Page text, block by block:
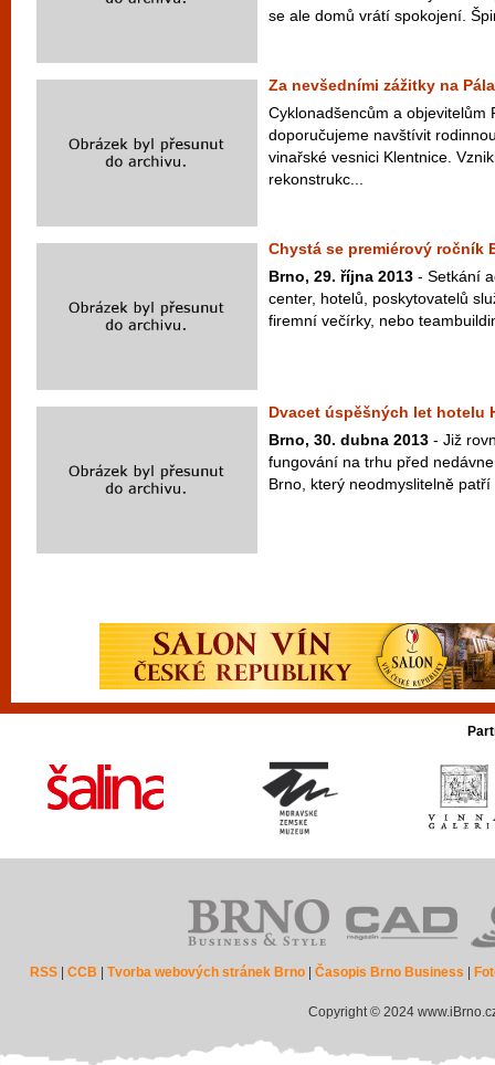
se ale domů vrátí spokojení.
Za nevšedními zážitky na
Cyklonadšencům a objevitelům
doporučujeme navštívit
vinařské vesnici Klentnice.
rekonstrukc...
Chystá se premiérový ročník
Brno, 29. října 2013 - Setkání
center, hotelů, poskytovatelů
firemní večírky, nebo
Dvacet úspěšných let hotelu
Brno, 30. dubna 2013 - Již
fungování na trhu před
Brno, který neodmyslitelně
RSS |CCB |Tvorba webových stránek Brno |Časopis Brno Business
Copyright © 2024